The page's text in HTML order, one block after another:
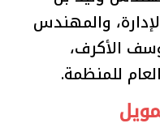
والمهندس
الأكرف،
للمنظمة.